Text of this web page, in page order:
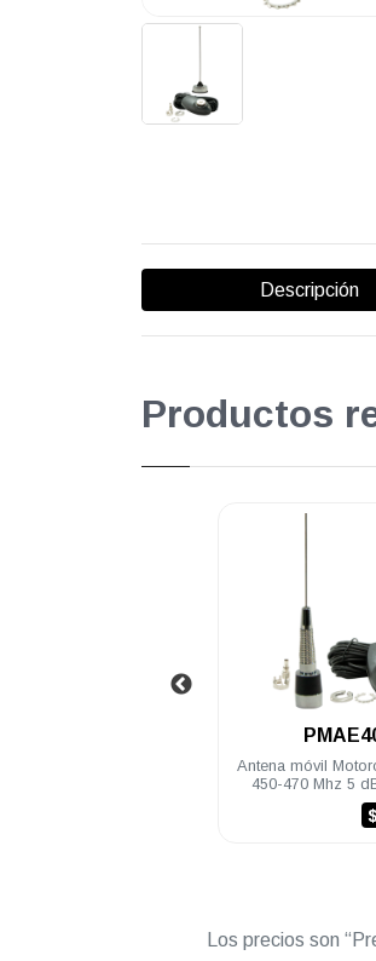
Descripción
Productos
PMAE4034
Antena móvil Motorola GPS/UHF
450-470 Mhz 5 dB
incluye cable,
conectores
$
Los precios son